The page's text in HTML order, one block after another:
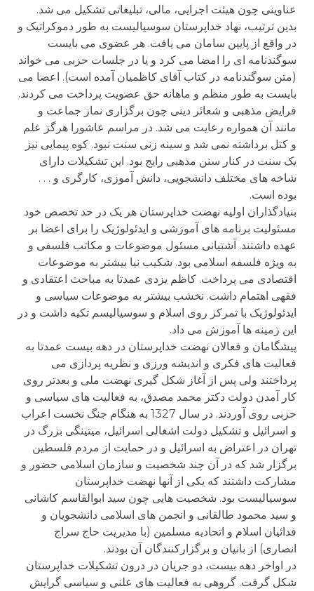
عناوینی چون هیئت اجرایی، مالی، تبلیغاتی تشکیل می شد.
بدین ترتیب، نهاد خداپرستان سوسیالیست به طور دموکراتیک و
در واقع از پایین سامان می یافت. هر عضوی می بایست
سوگندنامه ای را امضا می کرد و یا در جلسات حزبی می خواند
(متن سوگندنامه در کتاب آقای کاظمیان آمده است). اعضا می
بایست به طور منظم و ماهانه حق عضویت پرداخت می کردند.
فرایض مذهبی و شعائر دینی چون برگزاری نماز جماعت و
مانند آن همواره رعایت می شد. در مراسم عاشورا هرگز علم
و کتل برداشته نمی شد و سینه زنی سنت نبود. کوه پیمایی نیز
یک سنت در کنار سنن مذهبی رایج بود. این تشکیلات دارای
شاخه های مختلف دانشجویی، دانش آموزی، کارگری و . . .
بوده است.
بنیادگذاران اولیه نهضت خداپرستان هر یک در حد تخصص خود
مسئولیت برنامه های آموزشی و ایدئولوژیک را برای اعضا بر
عهده داشتند. آشتیانی مسئول موضوعات و مکاتب فلسفی و
به ویژه فلسفه اسلامی بود. شکیب نیا بیشتر به موضوعات
اقتصادی می پرداخت. کاظم یزدی عمدتا به مباحث اعتقادی و
فقهی اهتمام داشت. نخشب بیشتر به موضوعات سیاسی و
ایدئولوژیک با تمرکز روی اسلام و سوسیالیسم تکیه داشت و در
این زمینه ها آموزش می داد.
پیشگامان و فعالان نهضت خداپرستان در دهه بیست عمدتا به
فعالیت های فکری و اندیشه ورزی و نظریه پردازی می
پرداختند ولی پس از آغاز شکل گیری نهضت ملی و بعدتر روی
کار آمدن دولت دکتر محمد مصدق، به فعالیت های سیاسی و
حزبی روی آوردند. در سال 1327 به هنگام جنگ نخست اعراب
و اسرائیل و تشکیل دولت اشغالی اسرائیل، میتینگی بزرگ در
تهران در اعتراض به اسرائیل و در حمایت از مردم فلسطین
برگزار شد که در آن چند شخصیت و سازمان اسلامی حضور و
مشارکت داشتند که یکی از آنها نهضت خداپرستان
سوسیالیست بود. شخصیت هایی چون سید ابوالقاسم کاشانی
و سید محمود طالقانی و انجمن های اسلامی دانشجویان و
فدائیان اسلام و اتحادیه مسلمین (با مدیریت حاج سراج
انصاری) از بانیان و برگزارکنندگان آن بودند.
در اواخر دهه بیست، دو جریان در درون تشکیلات خداپرستان
شکل گرفت. گروهی به فعالیت های علنی و سیاسی گرایش